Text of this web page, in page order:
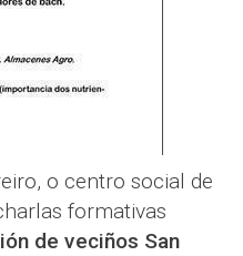
o centro social de
formativas
de veciños San